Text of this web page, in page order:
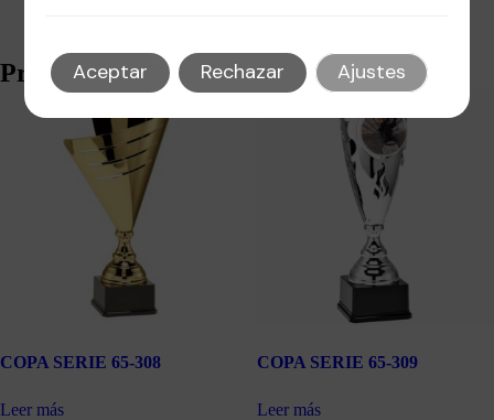
Productos relacionados
COPA SERIE 65-308
Leer más
COPA SERIE 65-309
Leer más
Aceptar Rechazar Ajustes